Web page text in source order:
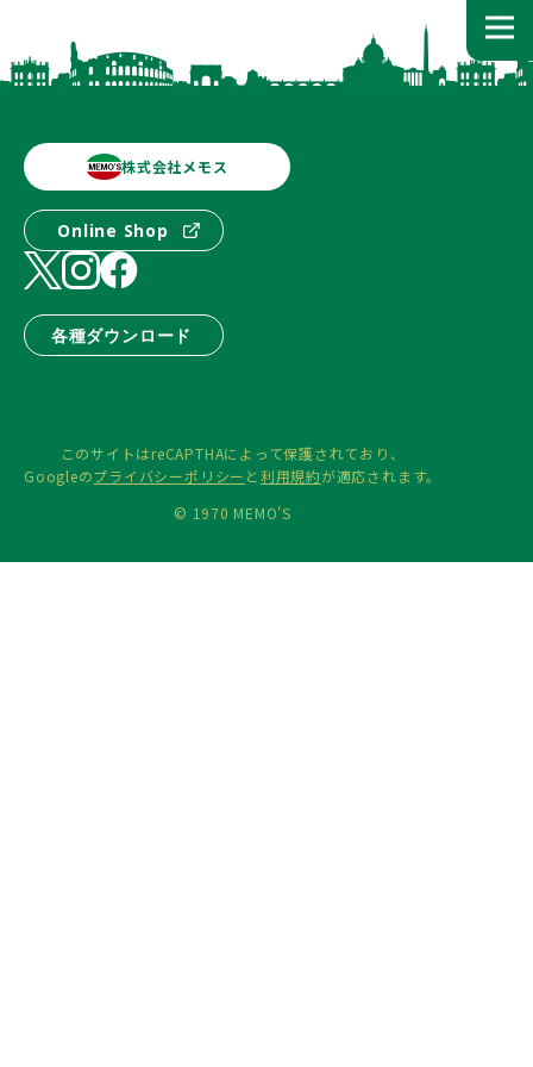
株式会社メモス
Online Shop
各種ダウンロード
このサイトはreCAPTHAによって保護されており、
Googleのプライバシーポリシー と利用規約が適応されます。
© 1970 MEMO'S